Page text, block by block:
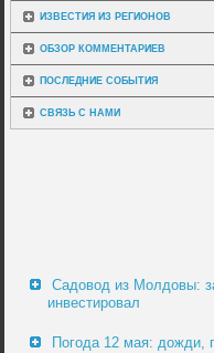
ИЗВЕСТИЯ ИЗ РЕГИОНОВ
ОБЗОР КОММЕНТАРИЕВ
ПОСЛЕДНИЕ СОБЫТИЯ
СВЯЗЬ С НАМИ
Садовод из Молдовы:
инвестировал
Погода 12 мая: дожди,